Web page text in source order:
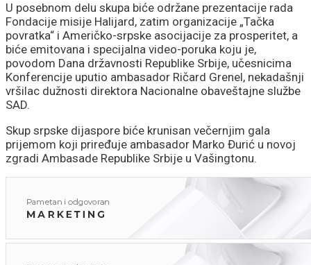
U posebnom delu skupa biće održane prezentacije rada
Fondacije misije Halijard, zatim organizacije „Tačka
povratka“ i Američko-srpske asocijacije za prosperitet, a
biće emitovana i specijalna video-poruka koju je,
povodom Dana državnosti Republike Srbije, učesnicima
Konferencije uputio ambasador Ričard Grenel, nekadašnji
vršilac dužnosti direktora Nacionalne obaveštajne službe
SAD.
Skup srpske dijaspore biće krunisan večernjim gala
prijemom koji priređuje ambasador Marko Đurić u novoj
zgradi Ambasade Republike Srbije u Vašingtonu.